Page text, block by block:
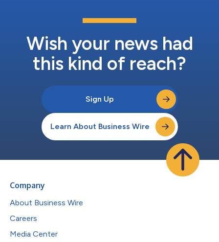
Wish your news had
this kind of reach?
Sign Up
Learn About Business Wire
Company
About Business Wire
Careers
Media Center